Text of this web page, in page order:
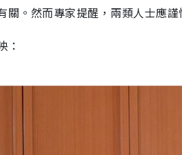
關。然而專家提醒，兩類人士應
：